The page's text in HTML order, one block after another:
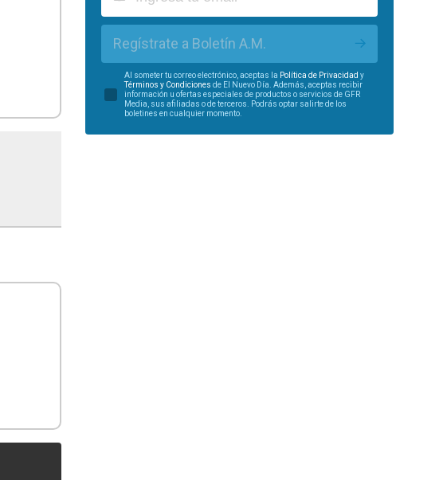
Regístrate a Boletín A.M.
Al someter tu correo electrónico, aceptas la Política de Privacidad y
Términos y Condiciones de El Nuevo Día. Además, aceptas recibir
información u ofertas especiales de productos o servicios de GFR
Media, sus afiliadas o de terceros. Podrás optar salirte de los
boletines en cualquier momento.